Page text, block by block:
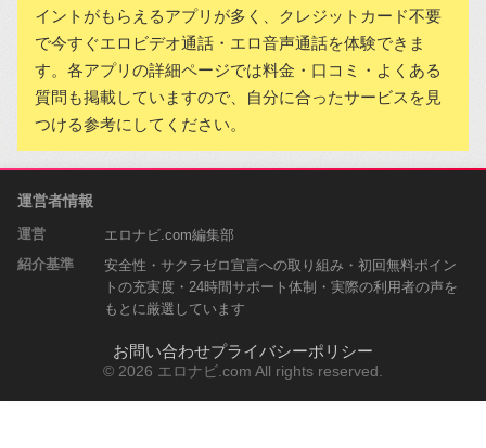
イントがもらえるアプリが多く、クレジットカード不要
で今すぐエロビデオ通話・エロ音声通話を体験できま
す。各アプリの詳細ページでは料金・口コミ・よくある
質問も掲載していますので、自分に合ったサービスを見
つける参考にしてください。
運営者情報
運営
エロナビ.com編集部
紹介基準
安全性・サクラゼロ宣言への取り組み・初回無料ポイン
トの充実度・24時間サポート体制・実際の利用者の声を
もとに厳選しています
お問い合わせプライバシーポリシー
© 2026 エロナビ.com All rights reserved.